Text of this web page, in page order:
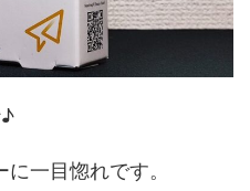
一目惚れです。